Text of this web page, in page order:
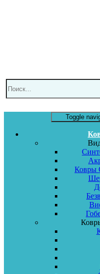
Toggle
Ковры